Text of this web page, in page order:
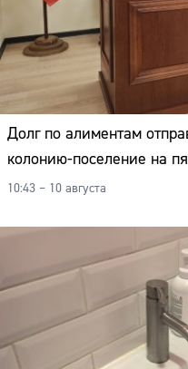
Долг по алиментам
колонию-поселение на
10:43 – 10 августа